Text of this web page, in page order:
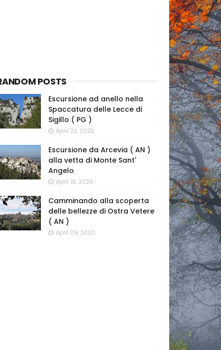
POSTS
Escursione ad anello nella
Spaccatura delle Lecce di
Sigillo ( PG )
April 22, 2020
Escursione da Arcevia ( AN )
alla vetta di Monte Sant'
Angelo
April 16, 2020
Camminando alla scoperta
delle bellezze di Ostra Vetere
( AN )
April 09, 2020